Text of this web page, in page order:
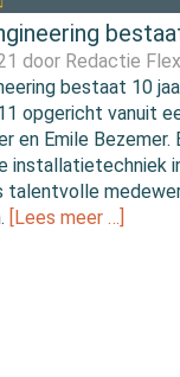
door Redactie
bestaat 10
opgericht vanuit
en Emile
installatietechniek
talentvolle
[Lees meer …]